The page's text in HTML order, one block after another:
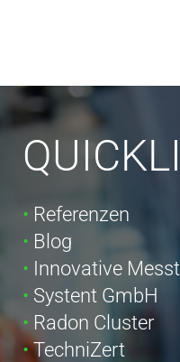
Referenzen
Blog
Innovative
Systent GmbH
Radon Cluster
TechniZert